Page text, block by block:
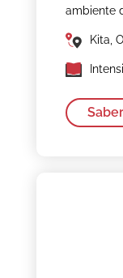
ambiente
Kita,